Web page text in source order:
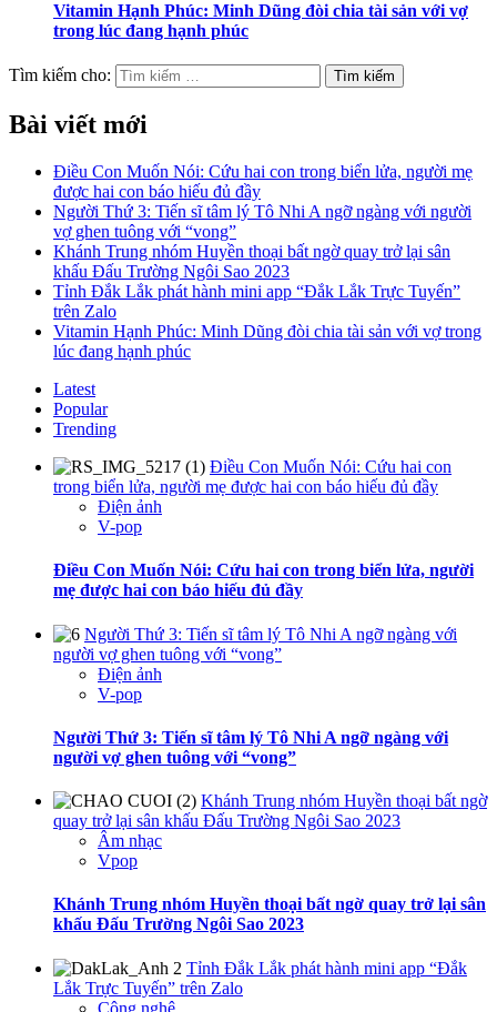
Vitamin Hạnh Phúc: Minh Dũng đòi chia tài sản với vợ
trong lúc đang hạnh phúc
Tìm kiếm cho:
Bài viết mới
Điều Con Muốn Nói: Cứu hai con trong biển lửa, người mẹ
được hai con báo hiếu đủ đầy
Người Thứ 3: Tiến sĩ tâm lý Tô Nhi A ngỡ ngàng với người
vợ ghen tuông với “vong”
Khánh Trung nhóm Huyền thoại bất ngờ quay trở lại sân
khấu Đấu Trường Ngôi Sao 2023
Tỉnh Đắk Lắk phát hành mini app “Đắk Lắk Trực Tuyến”
trên Zalo
Vitamin Hạnh Phúc: Minh Dũng đòi chia tài sản với vợ trong
lúc đang hạnh phúc
Latest
Popular
Trending
Điều Con Muốn Nói: Cứu hai con
trong biển lửa, người mẹ được hai con báo hiếu đủ đầy
Điện ảnh
V-pop
Điều Con Muốn Nói: Cứu hai con trong biển lửa, người
mẹ được hai con báo hiếu đủ đầy
Người Thứ 3: Tiến sĩ tâm lý Tô Nhi A ngỡ ngàng với
người vợ ghen tuông với “vong”
Điện ảnh
V-pop
Người Thứ 3: Tiến sĩ tâm lý Tô Nhi A ngỡ ngàng với
người vợ ghen tuông với “vong”
Khánh Trung nhóm Huyền thoại bất ngờ
quay trở lại sân khấu Đấu Trường Ngôi Sao 2023
Âm nhạc
Vpop
Khánh Trung nhóm Huyền thoại bất ngờ quay trở lại sân
khấu Đấu Trường Ngôi Sao 2023
Tỉnh Đắk Lắk phát hành mini app “Đắk
Lắk Trực Tuyến” trên Zalo
Công nghệ